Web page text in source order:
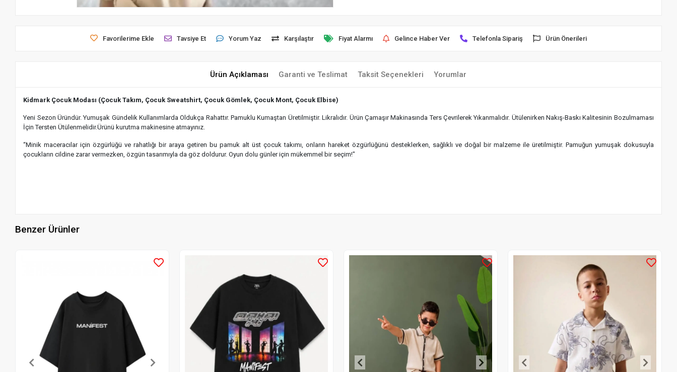
Favorilerime Ekle Tavsiye Et Yorum Yaz Karşılaştır Fiyat Alarmı Gelince Haber Ver Telefonla Sipariş Ürün Önerileri
Ürün Açıklaması Garanti ve Teslimat Taksit Seçenekleri Yorumlar
Kidmark Çocuk Modası (Çocuk Takım, Çocuk Sweatshirt, Çocuk Gömlek, Çocuk Mont, Çocuk Elbise)
Yeni Sezon Üründür. Yumuşak Gündelik Kullanımlarda Oldukça Rahattır. Pamuklu Kumaştan Üretilmiştir. Likralıdır. Ürün Çamaşır Makinasında Ters Çevrilerek Yıkanmalıdır. Ütülenirken Nakış-Baskı Kalitesinin Bozulmaması
İçin Tersten Ütülenmelidir.Ürünü kurutma makinesine atmayınız.
“Minik maceracılar için özgürlüğü ve rahatlığı bir araya getiren bu pamuk alt üst çocuk takımı, onların hareket özgürlüğünü desteklerken, sağlıklı ve doğal bir malzeme ile üretilmiştir. Pamuğun yumuşak dokusuyla
çocukların cildine zarar vermezken, özgün tasarımıyla da göz doldurur. Oyun dolu günler için mükemmel bir seçim!"
Benzer Ürünler